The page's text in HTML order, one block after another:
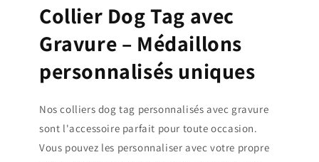
Collier Dog Tag avec
Gravure – Médaillons
personnalisés uniques
Nos colliers dog tag personnalisés avec gravure
sont l'accessoire parfait pour toute occasion.
Vous pouvez les personnaliser avec votre propre